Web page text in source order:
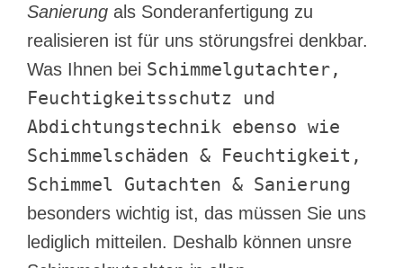
Sanierung als Sonderanfertigung zu
realisieren ist für uns störungsfrei denkbar.
Was Ihnen bei Schimmelgutachter,
Feuchtigkeitsschutz und
Abdichtungstechnik ebenso wie
Schimmelschäden & Feuchtigkeit,
Schimmel Gutachten & Sanierung
besonders wichtig ist, das müssen Sie uns
lediglich mitteilen. Deshalb können unsre